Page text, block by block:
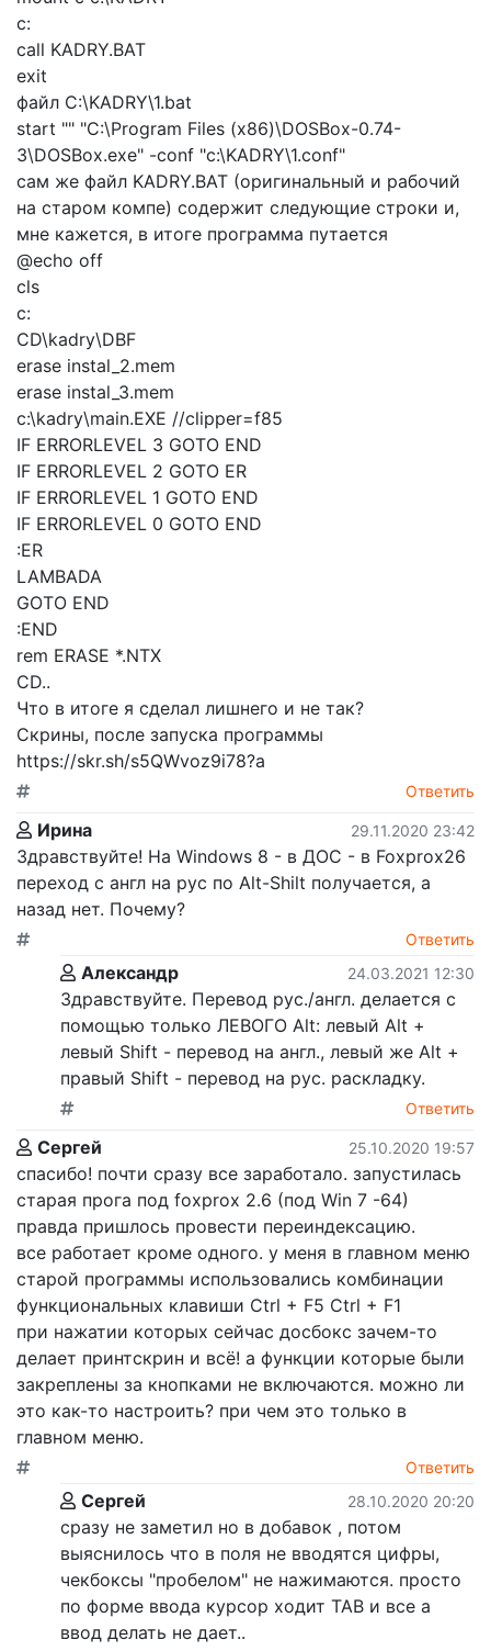
c:
call KADRY.BAT
exit
файл C:\KADRY\1.bat
start "" "C:\Program Files (x86)\DOSBox-0.74-
3\DOSBox.exe" -conf "c:\KADRY\1.conf"
сам же файл KADRY.BAT (оригинальный и рабочий
на старом компе) содержит следующие строки и,
мне кажется, в итоге программа путается
@echo off
cls
c:
CD\kadry\DBF
erase instal_2.mem
erase instal_3.mem
c:\kadry\main.EXE //clipper=f85
IF ERRORLEVEL 3 GOTO END
IF ERRORLEVEL 2 GOTO ER
IF ERRORLEVEL 1 GOTO END
IF ERRORLEVEL 0 GOTO END
:ER
LAMBADA
GOTO END
:END
rem ERASE *.NTX
CD..
Что в итоге я сделал лишнего и не так?
Скрины, после запуска программы
https://skr.sh/s5QWvoz9i78?a
Ответить
Ирина 29.11.2020 23:42
Здравствуйте! На Windows 8 - в ДОС - в Foxprox26
переход с англ на рус по Alt-Shilt получается, а
назад нет. Почему?
Ответить
Александр 24.03.2021 12:30
Здравствуйте. Перевод рус./англ. делается с
помощью только ЛЕВОГО Alt: левый Alt +
левый Shift - перевод на англ., левый же Alt +
правый Shift - перевод на рус. раскладку.
Ответить
Сергей 25.10.2020 19:57
спасибо! почти сразу все заработало. запустилась
старая прога под foxprox 2.6 (под Win 7 -64)
правда пришлось провести переиндексацию.
все работает кроме одного. у меня в главном меню
старой программы использовались комбинации
функциональных клавиши Ctrl + F5 Ctrl + F1
при нажатии которых сейчас досбокс зачем-то
делает принтскрин и всё! а функции которые были
закреплены за кнопками не включаются. можно ли
это как-то настроить? при чем это только в
главном меню.
Ответить
Сергей 28.10.2020 20:20
сразу не заметил но в добавок , потом
выяснилось что в поля не вводятся цифры,
чекбоксы "пробелом" не нажимаются. просто
по форме ввода курсор ходит TAB и все а
ввод делать не дает..